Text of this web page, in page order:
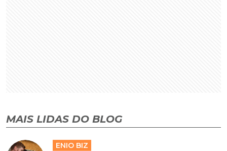
MAIS LIDAS DO BLOG
ENIO BIZ